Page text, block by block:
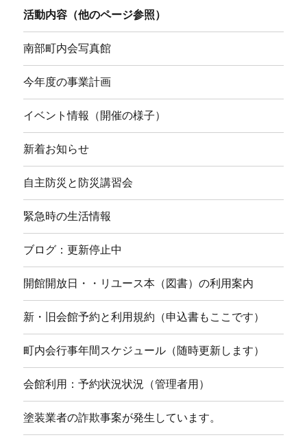
活動内容（他のページ参照）
南部町内会写真館
今年度の事業計画
イベント情報（開催の様子）
新着お知らせ
自主防災と防災講習会
緊急時の生活情報
ブログ：更新停止中
開館開放日・・リユース本（図書）の利用案内
新・旧会館予約と利用規約（申込書もここです）
町内会行事年間スケジュール（随時更新します）
会館利用：予約状況状況（管理者用）
塗装業者の詐欺事案が発生しています。